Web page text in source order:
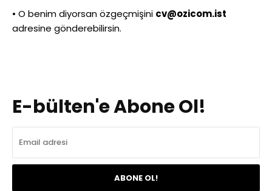
• O benim diyorsan özgeçmişini cv@ozicom.ist
adresine gönderebilirsin.
E-bülten'e Abone Ol!
ABONE OL!